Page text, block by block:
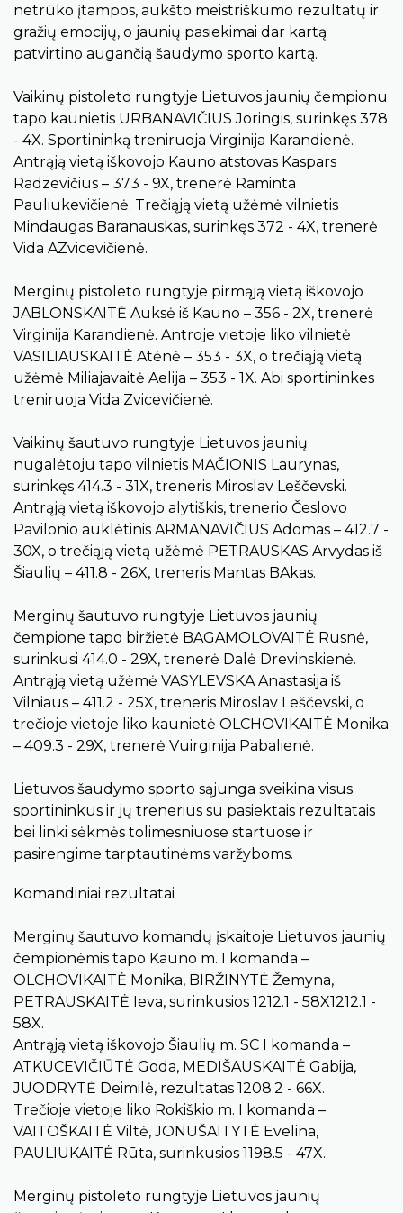
netrūko įtampos, aukšto meistriškumo rezultatų ir
gražių emocijų, o jaunių pasiekimai dar kartą
patvirtino augančią šaudymo sporto kartą.
Vaikinų pistoleto rungtyje Lietuvos jaunių čempionu
tapo kaunietis URBANAVIČIUS Joringis, surinkęs 378
- 4X. Sportininką treniruoja Virginija Karandienė.
Antrąją vietą iškovojo Kauno atstovas Kaspars
Radzevičius – 373 - 9X, trenerė Raminta
Pauliukevičienė. Trečiąją vietą užėmė vilnietis
Mindaugas Baranauskas, surinkęs 372 - 4X, trenerė
Vida AZvicevičienė.
Merginų pistoleto rungtyje pirmąją vietą iškovojo
JABLONSKAITĖ Auksė iš Kauno – 356 - 2X, trenerė
Virginija Karandienė. Antroje vietoje liko vilnietė
VASILIAUSKAITĖ Atėnė – 353 - 3X, o trečiąją vietą
užėmė Miliajavaitė Aelija – 353 - 1X. Abi sportininkes
treniruoja Vida Zvicevičienė.
Vaikinų šautuvo rungtyje Lietuvos jaunių
nugalėtoju tapo vilnietis MAČIONIS Laurynas,
surinkęs 414.3 - 31X, treneris Miroslav Leščevski.
Antrąją vietą iškovojo alytiškis, trenerio Česlovo
Pavilonio auklėtinis ARMANAVIČIUS Adomas – 412.7 -
30X, o trečiąją vietą užėmė PETRAUSKAS Arvydas iš
Šiaulių – 411.8 - 26X, treneris Mantas BAkas.
Merginų šautuvo rungtyje Lietuvos jaunių
čempione tapo biržietė BAGAMOLOVAITĖ Rusnė,
surinkusi 414.0 - 29X, trenerė Dalė Drevinskienė.
Antrąją vietą užėmė VASYLEVSKA Anastasija iš
Vilniaus – 411.2 - 25X, treneris Miroslav Leščevski, o
trečioje vietoje liko kaunietė OLCHOVIKAITĖ Monika
– 409.3 - 29X, trenerė Vuirginija Pabalienė.
Lietuvos šaudymo sporto sąjunga sveikina visus
sportininkus ir jų trenerius su pasiektais rezultatais
bei linki sėkmės tolimesniuose startuose ir
pasirengime tarptautinėms varžyboms.
Komandiniai rezultatai
Merginų šautuvo komandų įskaitoje Lietuvos jaunių
čempionėmis tapo Kauno m. I komanda –
OLCHOVIKAITĖ Monika, BIRŽINYTĖ Žemyna,
PETRAUSKAITĖ Ieva, surinkusios 1212.1 - 58X1212.1 -
58X.
Antrąją vietą iškovojo Šiaulių m. SC I komanda –
ATKUCEVIČIŪTĖ Goda, MEDIŠAUSKAITĖ Gabija,
JUODRYTĖ Deimilė, rezultatas 1208.2 - 66X.
Trečioje vietoje liko Rokiškio m. I komanda –
VAITOŠKAITĖ Viltė, JONUŠAITYTĖ Evelina,
PAULIUKAITĖ Rūta, surinkusios 1198.5 - 47X.
Merginų pistoleto rungtyje Lietuvos jaunių